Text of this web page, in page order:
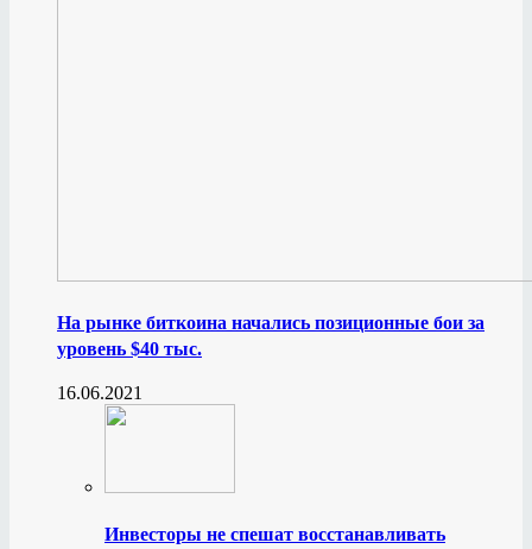
На рынке биткоина начались позиционные бои за
уровень $40 тыс.
16.06.2021
Инвесторы не спешат восстанавливать